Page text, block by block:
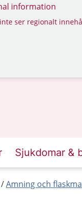
information
ser regionalt
Sjukdomar &
Amning och